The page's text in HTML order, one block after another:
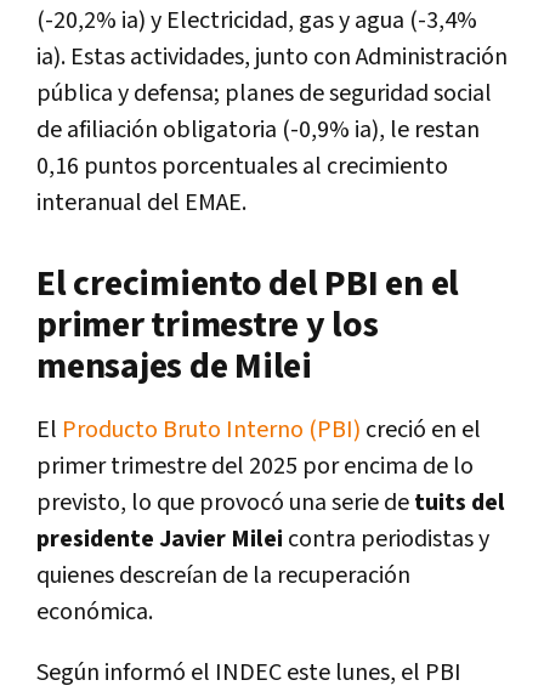
(-20,2% ia) y Electricidad, gas y agua (-3,4%
ia). Estas actividades, junto con Administración
pública y defensa; planes de seguridad social
de afiliación obligatoria (-0,9% ia), le restan
0,16 puntos porcentuales al crecimiento
interanual del EMAE.
El crecimiento del PBI en el
primer trimestre y los
mensajes de Milei
El Producto Bruto Interno (PBI) creció en el
primer trimestre del 2025 por encima de lo
previsto, lo que provocó una serie detuits del
presidente Javier Milei contra periodistas y
quienes descreían de la recuperación
económica.
Según informó el INDEC este lunes, el PBI